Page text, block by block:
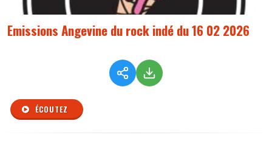
Emissions Angevine du rock indé du 16 02 2026
ÉCOUTEZ